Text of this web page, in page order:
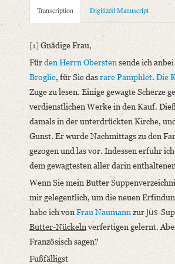
Metadata Concerning Header
Sender: August Wilhelm von
Recipient: Auguste Luise Adolfine
Place of Dispatch: Bonn
Place of Destination: Bonn
Date: 6. April [zwischen 1837 und
Notations: Absende- und
Manuscript
Provider: Weimar, Klassik Stiftung
Classification Number: GSA 96/
Incipit: „[1] Gnädige Frau,
Für den Herrn Obersten sende ich
Language
German
Editors
Bamberg, Claudia
Transcription Digitized Manuscript
[1]Gnädige Frau,
Fürden Herrn Oberstensende ich
Broglie, für Sie dasrare Pamphlet. Die
Zuge zu lesen. Einige gewagte Scherze
verdienstlichen Werke in den Kauf.
damals in der unterdrückten Kirche,
Gunst. Er wurde Nachmittags zu den
gezogen und las vor. Indessen erfuhr
dem gewagtesten aller darin
Wenn Sie mein Butter
mir gelegentlich, um die neuen
habe ich vonFrau Naumannzur Jüs-
Butter-Nückelnverfertigen gelernt.
Französisch sagen?
Fußfälligst